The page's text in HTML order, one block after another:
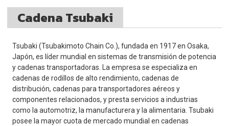
Cadena Tsubaki
Tsubaki (Tsubakimoto Chain Co.), fundada en 1917 en Osaka,
Japón, es líder mundial en sistemas de transmisión de potencia
y cadenas transportadoras. La empresa se especializa en
cadenas de rodillos de alto rendimiento, cadenas de
distribución, cadenas para transportadores aéreos y
componentes relacionados, y presta servicios a industrias
como la automotriz, la manufacturera y la alimentaria. Tsubaki
posee la mayor cuota de mercado mundial en cadenas